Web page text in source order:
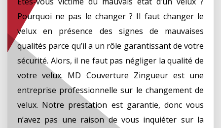
Pourquoi ne pas le changer ? Il faut changer le
velux en présence des signes de mauvaises
qualités parce qu’il a un rôle garantissant de votre
sécurité. Alors, il ne faut pas négliger la qualité de
votre velux. MD Couverture Zingueur est une
entreprise professionnelle sur le changement de
velux. Notre prestation est garantie, donc vous
n’avez pas une raison de vous inquiéter sur la